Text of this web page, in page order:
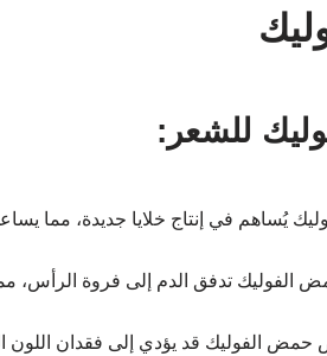
للشعر:
يُساهم في إنتاج خلايا جديدة، مما
الفوليك تدفق الدم إلى فروة الرأس،
حمض الفوليك قد يؤدي إلى فقدان اللون